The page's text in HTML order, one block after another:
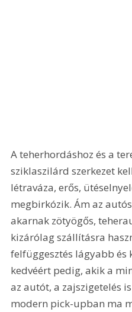
A teherhordáshoz és a
sziklaszilárd szerkezet
létraváza, erős,
megbirkózik. Ám az
akarnak zötyögős,
kizárólag szállításra
felfüggesztés lágyabb
kedvéért pedig, akik a
az autót, a zajszigetelés
modern pick-upban ma